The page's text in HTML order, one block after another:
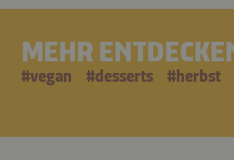
MEHR
#vegan #desserts #herbst